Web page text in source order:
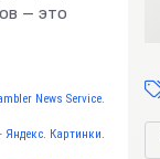
— это
News Service.
Яндекс. Картинки.